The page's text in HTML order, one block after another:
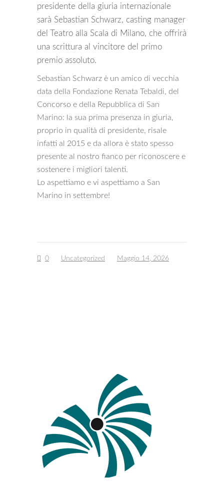
presidente della giuria internazionale
sarà Sebastian Schwarz, casting manager
del Teatro alla Scala di Milano, che offrirà
una scrittura al vincitore del primo
premio assoluto.
Sebastian Schwarz è un amico di vecchia
data della Fondazione Renata Tebaldi, del
Concorso e della Repubblica di San
Marino: la sua prima presenza in giuria,
proprio in qualità di presidente, risale
infatti al 2015 e da allora è stato spesso
presente al nostro fianco per riconoscere e
sostenere i migliori talenti.
Lo aspettiamo e vi aspettiamo a San
Marino in settembre!
0 Uncategorized Maggio 14, 2026